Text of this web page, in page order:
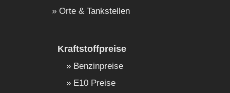
Orte & Tankstellen
Kraftstoffpreise
Benzinpreise
E10 Preise